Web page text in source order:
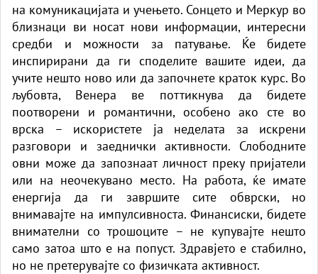
на комуникацијата и учењето. Сонцето и Меркур во
близнаци ви носат нови информации, интересни
средби и можности за патување. Ќе бидете
инспирирани да ги споделите вашите идеи, да
учите нешто ново или да започнете краток курс. Во
љубовта, Венера ве поттикнува да бидете
поотворени и романтични, особено ако сте во
врска – искористете ја неделата за искрени
разговори и заеднички активности. Слободните
овни може да запознаат личност преку пријатели
или на неочекувано место. На работа, ќе имате
енергија да ги завршите сите обврски, но
внимавајте на импулсивноста. Финансиски, бидете
внимателни со трошоците – не купувајте нешто
само затоа што е на попуст. Здравјето е стабилно,
но не претерувајте со физичката активност.